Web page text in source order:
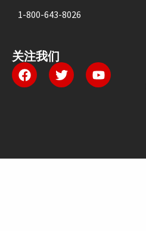
1-800-643-8026
关注我们